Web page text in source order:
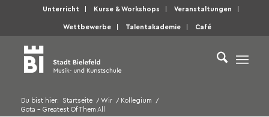
Unterricht Kurse & Workshops Veranstaltungen
Wettbewerbe Talentakademie Café
Du bist hier: Startseite / Wir / Kollegium
/
Gota – Greatest Of Them All